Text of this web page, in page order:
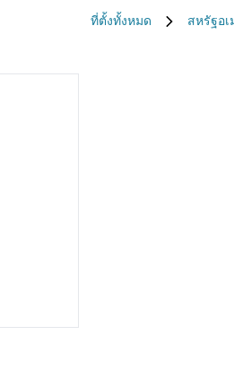
ที่ตั้งทั้งหมด สหรัฐอเ